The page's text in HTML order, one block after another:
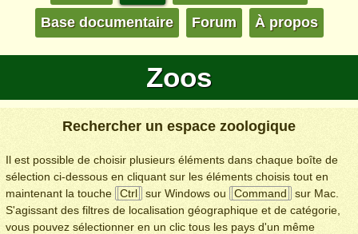
Base documentaire Forum À propos
Zoos
Rechercher un espace zoologique
Il est possible de choisir plusieurs éléments dans chaque boîte de
sélection ci-dessous en cliquant sur les éléments choisis tout en
maintenant la touche
Ctrl sur Windows ou Command
sur Mac.
S'agissant des filtres de localisation géographique et de catégorie,
vous pouvez sélectionner en un clic tous les pays d'un même